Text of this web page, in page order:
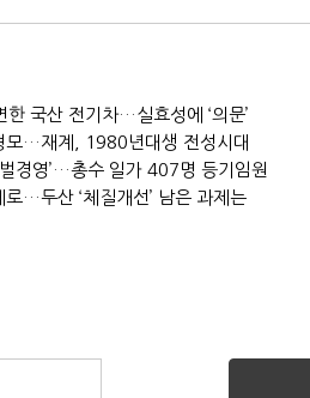
한 국산 전기차…실효성에 ‘의문’
모…재계, 1980년대생 전성시대
경영’…총수 일가 407명 등기임원
로…두산 ‘체질개선’ 남은 과제는